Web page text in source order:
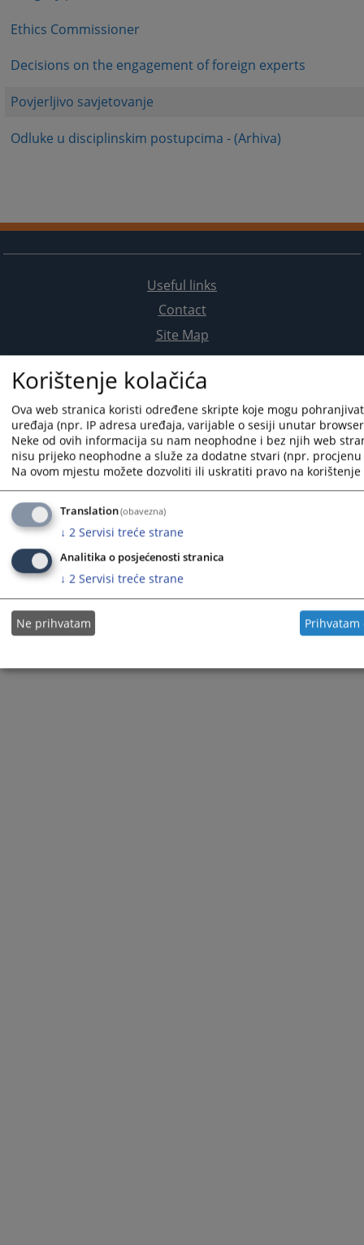
Ethics Commissioner
Decisions on the engagement of foreign experts
Povjerljivo savjetovanje
Odluke u disciplinskim postupcima - (Arhiva)
Useful links
Contact
Site Map
The redesign of the website was funded by the European Union. It is solely responsible for its content
the High Judicial and Prosecutorial Council of BiH also does not necessarily reflect the views of the
European Union.
© 2021High Judicial and Prosecutorial Council
Korištenje kolačića
Ova web stranica koristi određene skripte koje mogu
uređaja (npr. IP adresa uređaja, varijable o sesiji unutar
Neke od ovih informacija su nam neophodne i bez njih web
nisu prijeko neophodne a služe za dodatne stvari (npr.
Na ovom mjestu možete dozvoliti ili uskratiti pravo na
Translation(obavezna)
↓ 2 Servisi treće strane
Analitika o posjećenosti stranica
↓ 2 Servisi treće strane
Ne prihvatam